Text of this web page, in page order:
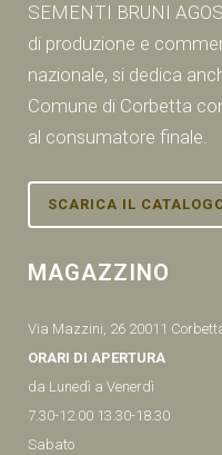
SEMENTI BRUNI
di produzione e
nazionale, si dedica
Comune di Corbetta
al consumatore finale.
SCARICA IL
MAGAZZINO
Via Mazzini, 26 20011
ORARI DI APERTURA
da Lunedì a Venerdì
7.30-12.00 13.30-18.30
Sabato